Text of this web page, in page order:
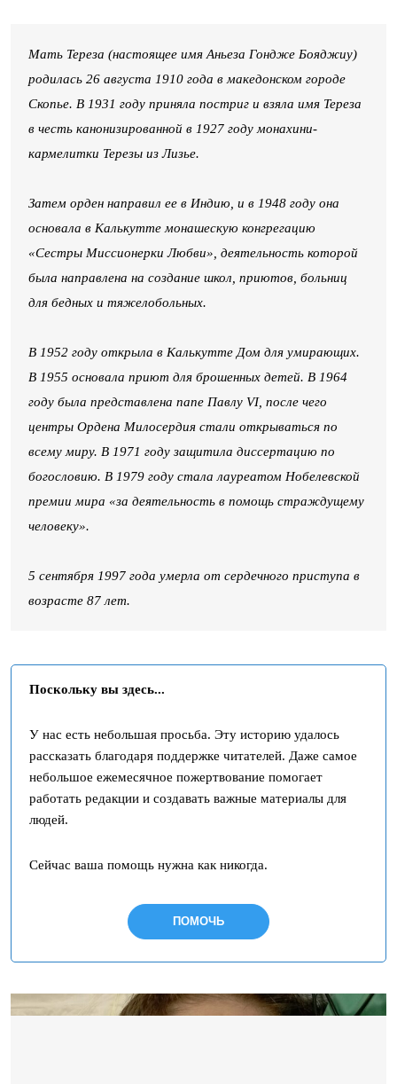
Мать Тереза (настоящее имя Аньеза Гондже Бояджиу)
родилась 26 августа 1910 года в македонском городе
Скопье. В 1931 году приняла постриг и взяла имя Тереза
в честь канонизированной в 1927 году монахини-
кармелитки Терезы из Лизье.
Затем орден направил ее в Индию, и в 1948 году она
основала в Калькутте монашескую конгрегацию
«Сестры Миссионерки Любви», деятельность которой
была направлена на создание школ, приютов, больниц
для бедных и тяжелобольных.
В 1952 году открыла в Калькутте Дом для умирающих.
В 1955 основала приют для брошенных детей. В 1964
году была представлена папе Павлу VI, после чего
центры Ордена Милосердия стали открываться по
всему миру. В 1971 году защитила диссертацию по
богословию. В 1979 году стала лауреатом Нобелевской
премии мира «за деятельность в помощь страждущему
человеку».
5 сентября 1997 года умерла от сердечного приступа в
возрасте 87 лет.
Поскольку вы здесь...
У нас есть небольшая просьба. Эту историю удалось
рассказать благодаря поддержке читателей. Даже самое
небольшое ежемесячное пожертвование помогает
работать редакции и создавать важные материалы для
людей.
Сейчас ваша помощь нужна как никогда.
ПОМОЧЬ